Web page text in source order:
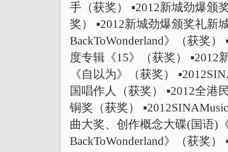
手（获奖） ▪2012新城劲爆颁
奖） ▪2012新城劲爆颁奖礼新
BackToWonderland》（获奖
度专辑《15》（获奖）
《自以为》（获奖）
国唱作人（获奖） ▪2012全港
铜奖（获奖）
曲大奖、创作概念大碟(国语)
BackToWonderland》（获奖